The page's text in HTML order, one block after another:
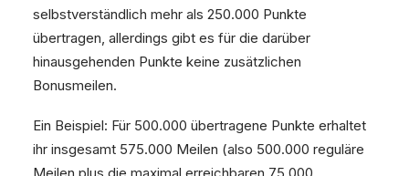
selbstverständlich mehr als 250.000 Punkte
übertragen, allerdings gibt es für die darüber
hinausgehenden Punkte keine zusätzlichen
Bonusmeilen.
Ein Beispiel: Für 500.000 übertragene Punkte erhaltet
ihr insgesamt 575.000 Meilen (also 500.000 reguläre